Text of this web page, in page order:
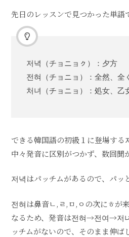
先日のレッスンで見つかった単語
저녁（チョニョㇰ）：夕方
전혀（チョニョ）：全然、全
처녀（チョニョ）：処女、乙
できる韓国語の初級１に登場する
中々発音に区別がつかず、数回聞
저녁はパッチムがあるので、パッ
전혀は鼻音ㄴ,ㄹ,ㅁ,ㅇの次にㅎが
なるため、発音は전혀→전여→저
ッチムがないので、そのまま伸ば